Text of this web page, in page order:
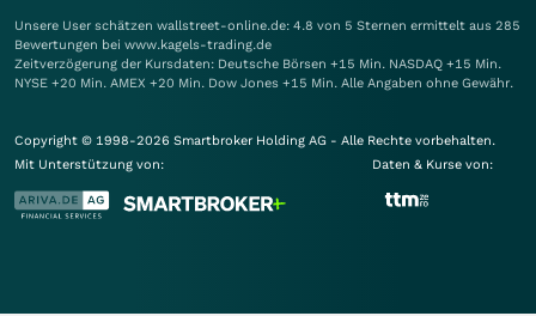
Unsere User schätzen wallstreet-online.de: 4.8 von 5 Sternen ermittelt aus 285
Bewertungen bei www.kagels-trading.de
Zeitverzögerung der Kursdaten: Deutsche Börsen +15 Min. NASDAQ +15 Min.
NYSE +20 Min. AMEX +20 Min. Dow Jones +15 Min. Alle Angaben ohne Gewähr.
Copyright © 1998-2026 Smartbroker Holding AG - Alle Rechte vorbehalten.
Mit Unterstützung von:
Daten & Kurse von: